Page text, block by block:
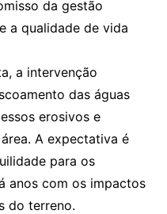
da gestão
a qualidade de vida
a intervenção
das águas
erosivos e
A expectativa é
para os
anos com os impactos
do terreno.